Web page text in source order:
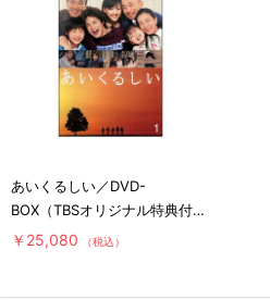
あいくるしい／DVD-
BOX（TBSオリジナル特典付き
初回限定版）
￥25,080 （税込）